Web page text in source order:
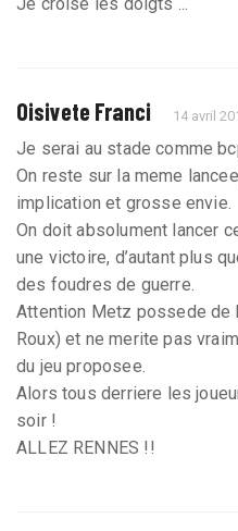
Oisivete Franci 14 avril
Je serai au stade comme
On reste sur la meme
implication et grosse envie.
On doit absolument lancer
une victoire, d’autant plus
des foudres de guerre.
Attention Metz possede de
Roux) et ne merite pas
du jeu proposee.
Alors tous derriere les
soir !
ALLEZ RENNES !!